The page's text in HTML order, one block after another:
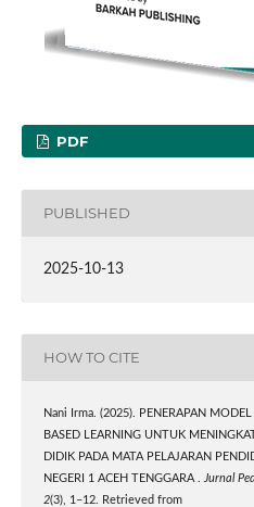
PDF
PUBLISHED
2025-10-13
HOW TO CITE
Nani Irma. (2025). PENERAPAN
BASED LEARNING UNTUK
DIDIK PADA MATA PELAJARAN
NEGERI 1 ACEH TENGGARA .
Jurnal
2(3), 1–12. Retrieved from